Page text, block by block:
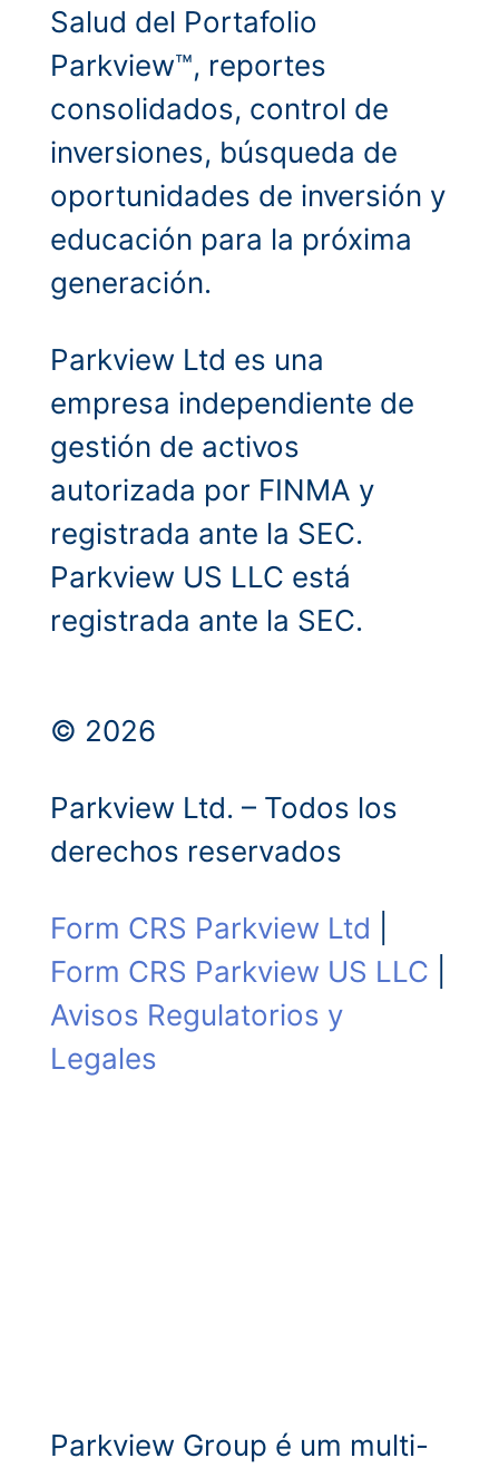
Salud del Portafolio
Parkview™, reportes
consolidados, control de
inversiones, búsqueda de
oportunidades de inversión y
educación para la próxima
generación.
Parkview Ltd es una
empresa independiente de
gestión de activos
autorizada por FINMA y
registrada ante la SEC.
Parkview US LLC está
registrada ante la SEC.
© 2026
Parkview Ltd. – Todos los
derechos reservados
Form CRS Parkview Ltd
Form CRS Parkview US LLC
Avisos Regulatorios y
Legales
Parkview Group é um multi-